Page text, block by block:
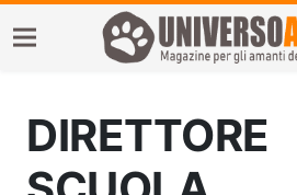
DIRETTORE